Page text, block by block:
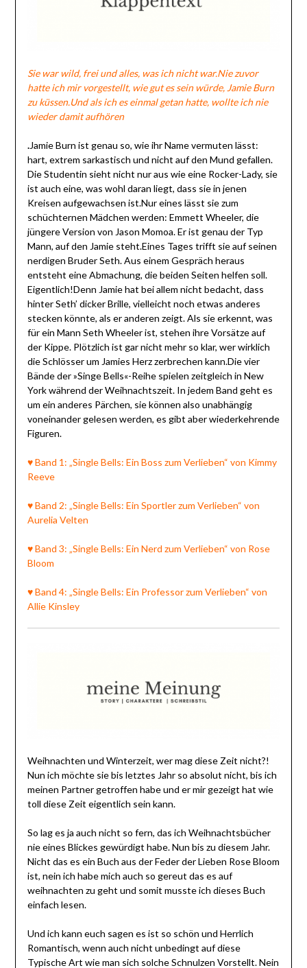
Sie war wild, frei und alles, was ich nicht war.Nie zuvor
hatte ich mir vorgestellt, wie gut es sein würde, Jamie Burn
zu küssen.Und als ich es einmal getan hatte, wollte ich nie
wieder damit aufhören
.Jamie Burn ist genau so, wie ihr Name vermuten lässt:
hart, extrem sarkastisch und nicht auf den Mund gefallen.
Die Studentin sieht nicht nur aus wie eine Rocker-Lady, sie
ist auch eine, was wohl daran liegt, dass sie in jenen
Kreisen aufgewachsen ist.Nur eines lässt sie zum
schüchternen Mädchen werden: Emmett Wheeler, die
jüngere Version von Jason Momoa. Er ist genau der Typ
Mann, auf den Jamie steht.Eines Tages trifft sie auf seinen
nerdigen Bruder Seth. Aus einem Gespräch heraus
entsteht eine Abmachung, die beiden Seiten helfen soll.
Eigentlich!Denn Jamie hat bei allem nicht bedacht, dass
hinter Seth’ dicker Brille, vielleicht noch etwas anderes
stecken könnte, als er anderen zeigt. Als sie erkennt, was
für ein Mann Seth Wheeler ist, stehen ihre Vorsätze auf
der Kippe. Plötzlich ist gar nicht mehr so klar, wer wirklich
die Schlösser um Jamies Herz zerbrechen kann.Die vier
Bände der »Singe Bells«-Reihe spielen zeitgleich in New
York während der Weihnachtszeit. In jedem Band geht es
um ein anderes Pärchen, sie können also unabhängig
voneinander gelesen werden, es gibt aber wiederkehrende
Figuren.
♥ Band 1: „Single Bells: Ein Boss zum Verlieben“ von Kimmy
Reeve
♥ Band 2: „Single Bells: Ein Sportler zum Verlieben“ von
Aurelia Velten
♥ Band 3: „Single Bells: Ein Nerd zum Verlieben“ von Rose
Bloom
♥ Band 4: „Single Bells: Ein Professor zum Verlieben“ von
Allie Kinsley
Weihnachten und Winterzeit, wer mag diese Zeit nicht?!
Nun ich möchte sie bis letztes Jahr so absolut nicht, bis ich
meinen Partner getroffen habe und er mir gezeigt hat wie
toll diese Zeit eigentlich sein kann.
So lag es ja auch nicht so fern, das ich Weihnachtsbücher
nie eines Blickes gewürdigt habe. Nun bis zu diesem Jahr.
Nicht das es ein Buch aus der Feder der Lieben Rose Bloom
ist, nein ich habe mich auch so gereut das es auf
weihnachten zu geht und somit musste ich dieses Buch
einfach lesen.
Und ich kann euch sagen es ist so schön und Herrlich
Romantisch, wenn auch nicht unbedingt auf diese
Typische Art wie man sich solche Schnulzen Vorstellt. Nein